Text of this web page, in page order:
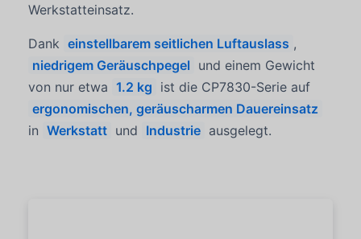
Werkstatteinsatz.
Dank einstellbarem seitlichen Luftauslass ,
niedrigem Geräuschpegel und einem Gewicht
von nur etwa 1.2 kg ist die CP7830-Serie auf
ergonomischen, geräuscharmen Dauereinsatz
in Werkstatt und Industrie ausgelegt.